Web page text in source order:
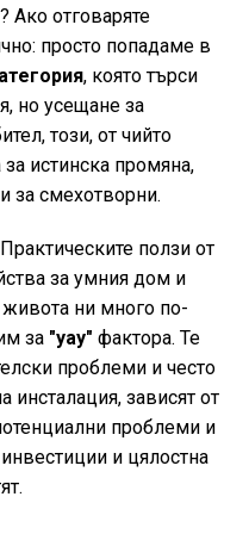
? Ако отговаряте
просто попадаме в
, която търси
но усещане за
този, от чийто
истинска промяна,
за смехотворни.
ползи от
за умния дом и
живота ни много по-
за "уау" фактора. Те
проблеми и често
инсталация, зависят от
проблеми и
и цялостна